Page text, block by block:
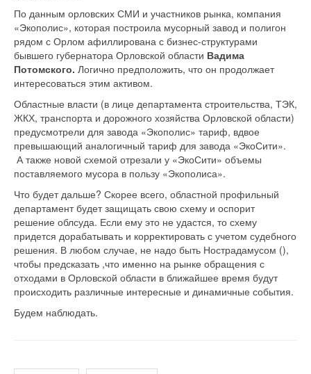
По данным орловских СМИ и участников рынка, компания
«Экополис», которая построила мусорный завод и полигон
рядом с Орлом афиллирована с бизнес-структурами
бывшего губернатора Орловской области Вадима
Потомского. Логично предположить, что он продолжает
интересоваться этим активом.
Областные власти (в лице департамента строительства, ТЭК,
ЖКХ, транспорта и дорожного хозяйства Орловской области)
предусмотрели для завода «Экополис» тариф, вдвое
превышающий аналогичный тариф для завода «ЭкоСити».
А также новой схемой отрезали у «ЭкоСити» объемы
поставляемого мусора в пользу «Экополиса».
Что будет дальше? Скорее всего, областной профильный
департамент будет защищать свою схему и оспорит
решение облсуда. Если ему это не удастся, то схему
придется дорабатывать и корректировать с учетом судебного
решения. В любом случае, не надо быть Нострадамусом (),
чтобы предсказать ,что именно на рынке обращения с
отходами в Орловской области в ближайшее время будут
происходить различные интересные и динамичные события.
Будем наблюдать.